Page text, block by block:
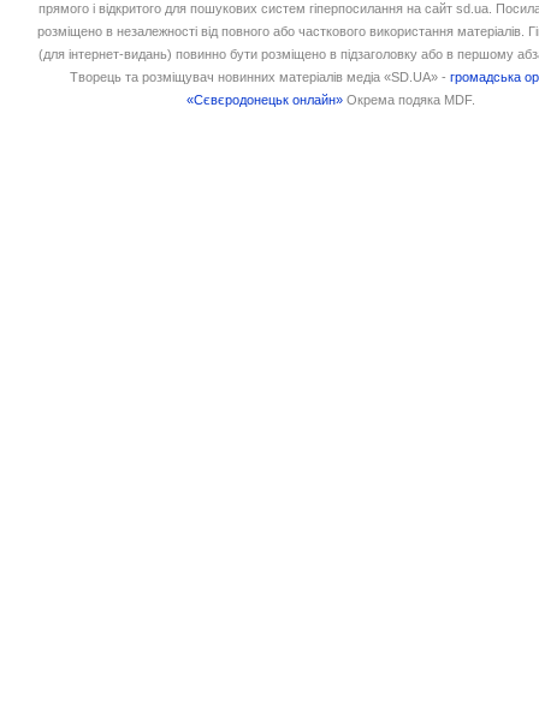
прямого і відкритого для пошукових систем гіперпосилання на сайт sd.ua.
розміщено в незалежності від повного або часткового використання матеріалів.
(для інтернет-видань) повинно бути розміщено в підзаголовку або в першому
Творець та розміщувач новинних матеріалів медіа «SD.UA» -громадська
«Сєвєродонецьк онлайн» Окрема подяка MDF.